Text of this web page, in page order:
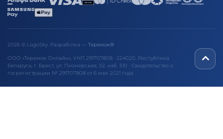
2026 © LogoSky. Разработка — Теремок®
ООО «Теремок Онлайн», УНП 291707808 · 224020, Республика
Беларусь, г. Брест, ул. Пионерская, 52, каб. 510 · Свидетельство о
госрегистрации № 291707808 от 6 мая 2021 года